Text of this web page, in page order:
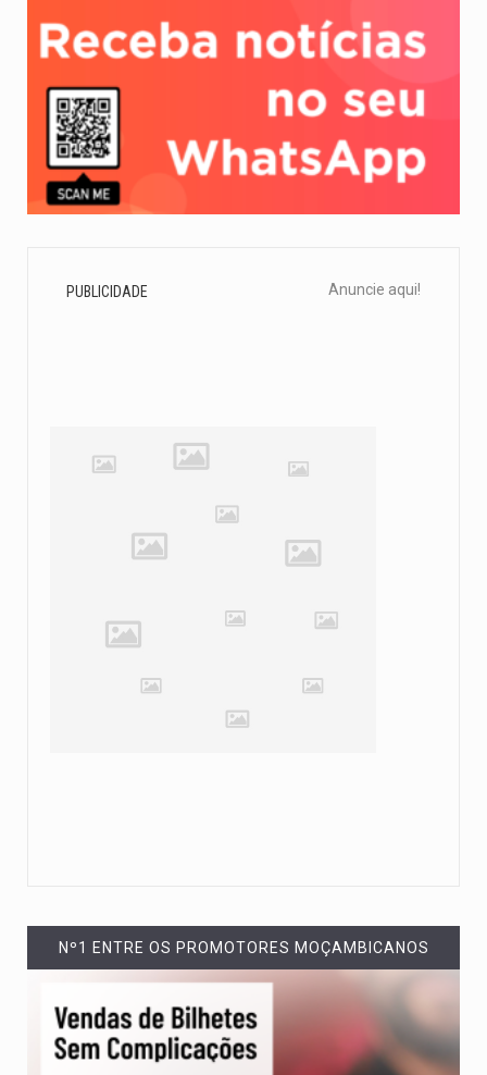
PUBLICIDADE Anuncie aqui!
Nº1 ENTRE OS PROMOTORES MOÇAMBICANOS